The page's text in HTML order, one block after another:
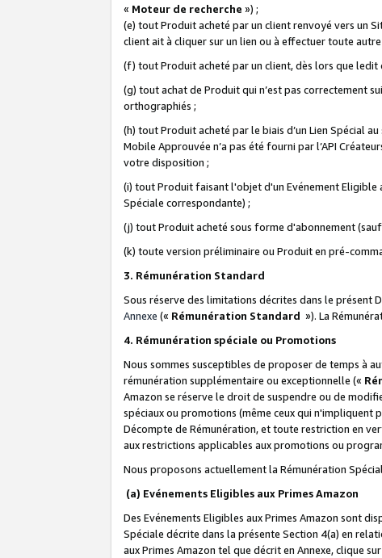
« Moteur de recherche ») ;
(e) tout Produit acheté par un client renvoyé vers un
client ait à cliquer sur un lien ou à effectuer toute
(f) tout Produit acheté par un client, dès lors que ledit
(g) tout achat de Produit qui n’est pas correctement
orthographiés ;
(h) tout Produit acheté par le biais d’un Lien Spécial
Mobile Approuvée n’a pas été fourni par l’API
votre disposition ;
(i) tout Produit faisant l'objet d'un Evénement Eligible
Spéciale correspondante) ;
(j) tout Produit acheté sous forme d'abonnement
(k) toute version préliminaire ou Produit en pré-
3. Rémunération Standard
Sous réserve des limitations décrites dans le présent
Annexe (« Rémunération Standard »). La
4. Rémunération spéciale ou Promotions
Nous sommes susceptibles de proposer de temps à
rémunération supplémentaire ou exceptionnelle («
Amazon se réserve le droit de suspendre ou de
spéciaux ou promotions (même ceux qui n'impliquent
Décompte de Rémunération, et toute restriction en
aux restrictions applicables aux promotions ou
Nous proposons actuellement la Rémunération
(a) Evénements Eligibles aux Primes Amazon
Des Evénements Eligibles aux Primes Amazon sont
Spéciale décrite dans la présente Section 4(a) en
aux Primes Amazon tel que décrit en Annexe, clique